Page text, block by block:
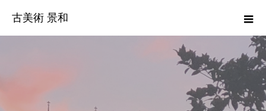
古美術 景和